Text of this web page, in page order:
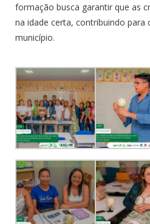
formação busca garantir que as
na idade certa, contribuindo para
município.